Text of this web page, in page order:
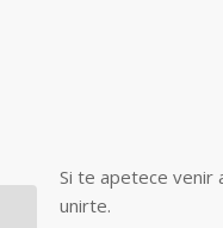
Si te apetece venir
unirte.